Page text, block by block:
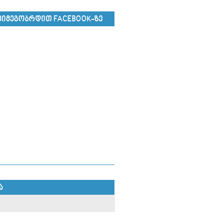
FACEBOOK-ᲖᲔ